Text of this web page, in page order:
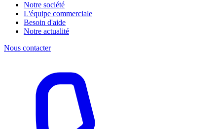
Notre société
L'équipe commerciale
Besoin d'aide
Notre actualité
Nous contacter